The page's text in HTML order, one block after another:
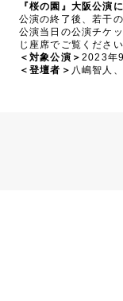
『桜の園』大阪公演
公演の終了後、若干
公演当日の公演チケ
じ座席でご覧ください
＜対象公演＞2023年
＜登壇者＞ 八嶋智人